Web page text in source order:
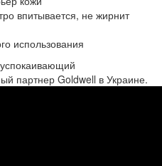
впитывается, не жирнит
использования
партнер Goldwell в Украине.